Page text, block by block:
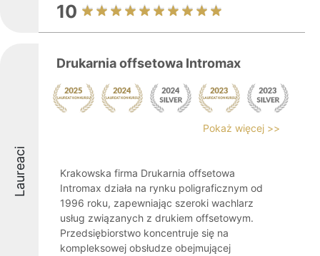
10
Laureaci
Drukarnia offsetowa Intromax
Pokaż więcej >>
Krakowska firma Drukarnia offsetowa
Intromax działa na rynku poligraficznym od
1996 roku, zapewniając szeroki wachlarz
usług związanych z drukiem offsetowym.
Przedsiębiorstwo koncentruje się na
kompleksowej obsłudze obejmującej